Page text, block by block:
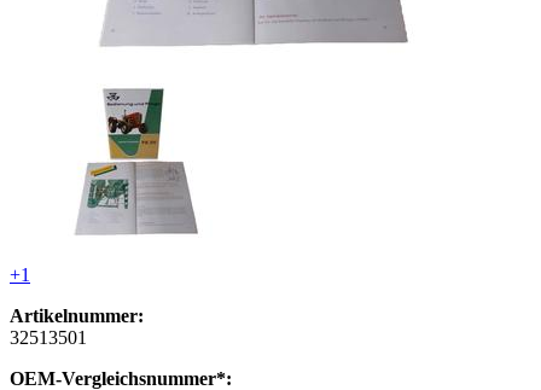
+1
Artikelnummer:
32513501
OEM-Vergleichsnummer*: